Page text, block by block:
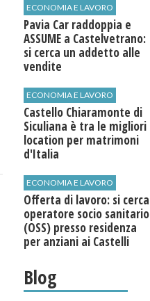
ECONOMIA E LAVORO
Pavia Car raddoppia e
ASSUME a Castelvetrano:
si cerca un addetto alle
vendite
ECONOMIA E LAVORO
Castello Chiaramonte di
Siculiana è tra le migliori
location per matrimoni
d'Italia
ECONOMIA E LAVORO
Offerta di lavoro: si cerca
operatore socio sanitario
(OSS) presso residenza
per anziani ai Castelli
Blog